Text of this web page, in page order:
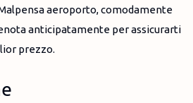
aeroporto, comodamente
anticipatamente per assicurarti
prezzo.